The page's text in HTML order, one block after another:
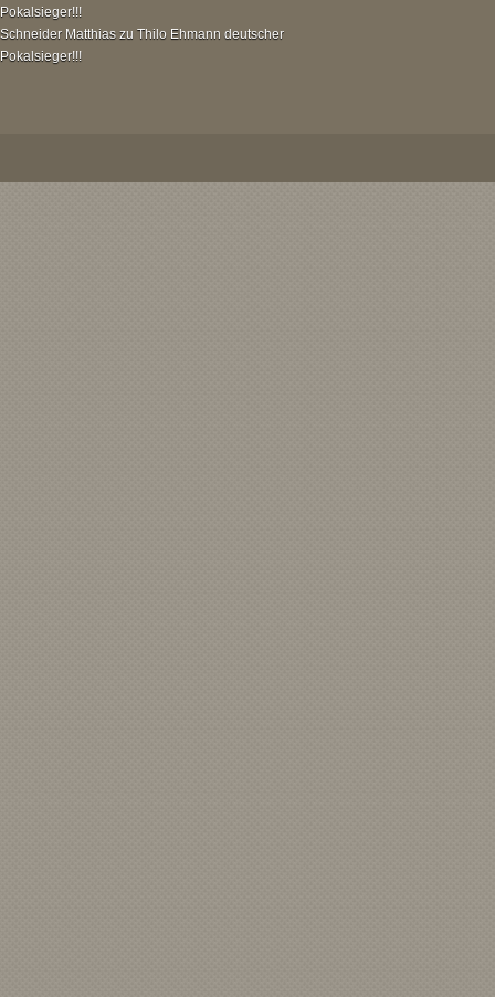
Pokalsieger!!!
Schneider Matthias zu Thilo Ehmann deutscher
Pokalsieger!!!